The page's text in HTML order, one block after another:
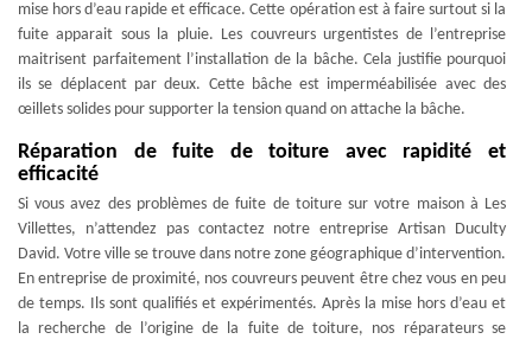
mise hors d’eau rapide et efficace. Cette opération est à faire surtout si la
fuite apparait sous la pluie. Les couvreurs urgentistes de l’entreprise
maitrisent parfaitement l’installation de la bâche. Cela justifie pourquoi
ils se déplacent par deux. Cette bâche est imperméabilisée avec des
œillets solides pour supporter la tension quand on attache la bâche.
Réparation de fuite de toiture avec rapidité et
efficacité
Si vous avez des problèmes de fuite de toiture sur votre maison à Les
Villettes, n’attendez pas contactez notre entreprise Artisan Duculty
David. Votre ville se trouve dans notre zone géographique d’intervention.
En entreprise de proximité, nos couvreurs peuvent être chez vous en peu
de temps. Ils sont qualifiés et expérimentés. Après la mise hors d’eau et
la recherche de l’origine de la fuite de toiture, nos réparateurs se